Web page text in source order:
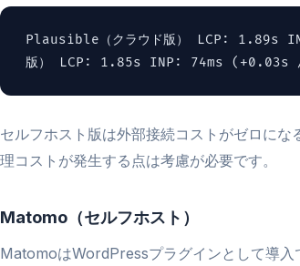
Plausible（クラウド版） LCP: 1.89s
版） LCP: 1.85s INP: 74ms (+0.03s
セルフホスト版は外部接続コストがゼロに
理コストが発生する点は考慮が必要です。
Matomo（セルフホスト）
MatomoはWordPressプラグインとして導入